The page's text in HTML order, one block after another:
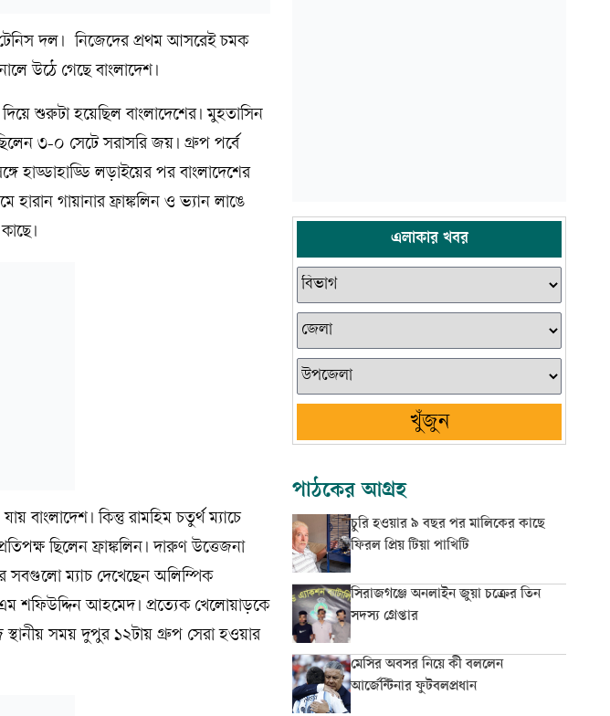
দল। নিজেদের প্রথম আসরেই চমক
উঠে গেছে বাংলাদেশ।
শুরুটা হয়েছিল বাংলাদেশের। মুহতাসিন
৩-০ সেটে সরাসরি জয়। গ্রুপ পর্বে
হাড্ডাহাড্ডি লড়াইয়ের পর বাংলাদেশের
গায়ানার ফ্রাঙ্কলিন ও ভ্যান লাঙে
বাংলাদেশ। কিন্তু রামহিম চতুর্থ ম্যাচে
ছিলেন ফ্রাঙ্কলিন। দারুণ উত্তেজনা
সবগুলো ম্যাচ দেখেছেন অলিম্পিক
শফিউদ্দিন আহমেদ। প্রত্যেক খেলোয়াড়কে
সময় দুপুর ১২টায় গ্রুপ সেরা হওয়ার
এলাকার খবর
খুঁজুন
পাঠকের আগ্রহ
চুরি হওয়ার ৯ বছর পর মালিকের কাছে
ফিরল প্রিয় টিয়া পাখিটি
সিরাজগঞ্জে অনলাইন জুয়া চক্রের তিন
সদস্য গ্রেপ্তার
মেসির অবসর নিয়ে কী বললেন
আর্জেন্টিনার ফুটবলপ্রধান